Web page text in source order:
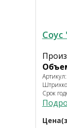
Соус
Срок